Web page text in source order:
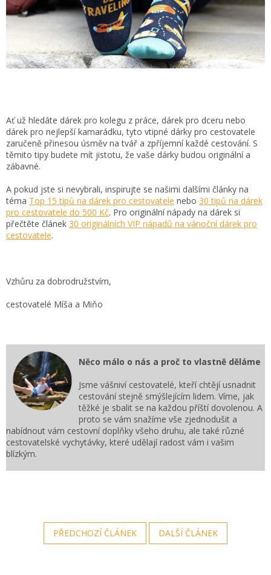
Ať už hledáte dárek pro kolegu z práce, dárek pro dceru nebo
dárek pro nejlepší kamarádku, tyto vtipné dárky pro cestovatele
zaručeně přinesou úsměv na tvář a zpříjemní každé cestování. S
těmito tipy budete mít jistotu, že vaše dárky budou originální a
zábavné.
A pokud jste si nevybrali, inspirujte se našimi dalšími články na
téma Top 15 tipů na dárek pro cestovatele nebo 30 tipů na dárek
pro cestovatele do 500 Kč. Pro originální nápady na dárek si
přečtěte článek 30 originálních VIP nápadů na vánoční dárek pro
cestovatele.
Vzhůru za dobrodružstvím,
cestovatelé Míša a Miňo
Něco málo o nás a proč to vlastně děláme
Jsme vášniví cestovatelé, kteří chtějí usnadnit
cestování stejně smýšlejícím lidem. Víme, jak
těžké je sbalit se na každou příští dovolenou. A
proto se vám snažíme vše zjednodušit a
nabídnout vám cestovní doplňky všeho druhu, ale také různé
cestovatelské vychytávky, které udělají radost vám i vašim
blízkým.
PŘEDCHOZÍ ČLÁNEK DALŠÍ ČLÁNEK